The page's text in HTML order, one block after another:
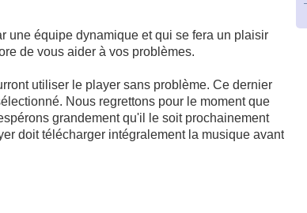
une équipe dynamique et qui se fera un plaisir
de vous aider à vos problèmes.
utiliser le player sans problème. Ce dernier
Nous regrettons pour le moment que
grandement qu'il le soit prochainement
doit télécharger intégralement la musique avant